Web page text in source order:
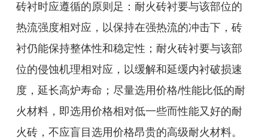
砖衬时应遵循的原则足：耐火砖衬要与该部位的
热流强度相对应，以保持在强热流的冲击下，砖
衬仍能保持整体性和稳定性；耐火砖衬要与该部
位的侵蚀机理相对应，以缓解和延缓内衬破损速
度，延长高炉寿命；尽量选用价格/性能比低的耐
火材料，即选用价格相对低一些而性能又好的耐
火砖，不应盲目选用价格昂贵的高级耐火材料。